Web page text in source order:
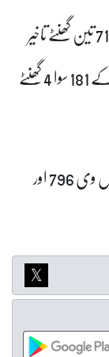
لاہور سے جدہ کی نجی ایئرلائن کی پرواز پی ایف 718 تین گھنٹے تاخیر
سے سوا 9 بجے جبکہ لاہور سے شارجہ کی پرواز پی کے 181 سوا 4 گھنٹے
جدہ سے پشاور کی غیر ملکی ایئرلائن کی پروازوں ایس وی 796 اور